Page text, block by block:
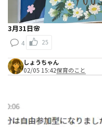
3月31日🌸
4 25
しょうちゃん
02/05 15:42保育のこと